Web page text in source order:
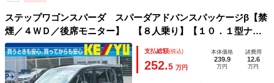
ステップワゴンスパーダ スパーダアドバンスパッケージβ【禁
煙／４ＷＤ／後席モニター】 【８人乗り】【１０．１型ナビ
／前後ドラレコ／エンジンスターター】【ホンダセンシング／
車線逸脱警告／コーナーセンサー】【追従クルコン／フロント
熱線】【ＣＤ／ＤＶＤ／フルセグ／ＢＴ接続／バックカメラ】
支払総額(税込)
252.5 万円
本体価格
239.9
万円
諸費用
12.6
万円